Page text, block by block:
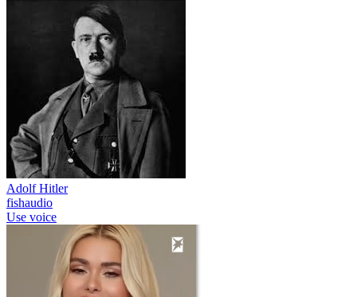
Adolf Hitler
fishaudio
Use voice